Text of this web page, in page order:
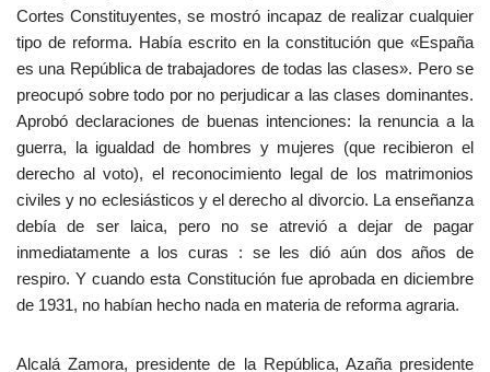
Cortes Constituyentes, se mostró incapaz de realizar cualquier
tipo de reforma. Había escrito en la constitución que «España
es una República de trabajadores de todas las clases». Pero se
preocupó sobre todo por no perjudicar a las clases dominantes.
Aprobó declaraciones de buenas intenciones: la renuncia a la
guerra, la igualdad de hombres y mujeres (que recibieron el
derecho al voto), el reconocimiento legal de los matrimonios
civiles y no eclesiásticos y el derecho al divorcio. La enseñanza
debía de ser laica, pero no se atrevió a dejar de pagar
inmediatamente a los curas : se les dió aún dos años de
respiro. Y cuando esta Constitución fue aprobada en diciembre
de 1931, no habían hecho nada en materia de reforma agraria.
Alcalá Zamora, presidente de la República, Azaña presidente